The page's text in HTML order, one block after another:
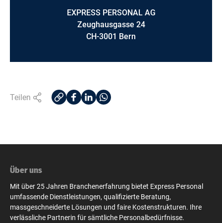
EXPRESS PERSONAL AG
Zeughausgasse 24
CH-3001 Bern
Teilen
Über uns
Mit über 25 Jahren Branchenerfahrung bietet Express Personal
umfassende Dienstleistungen, qualifizierte Beratung,
massgeschneiderte Lösungen und faire Kostenstrukturen. Ihre
verlässliche Partnerin für sämtliche Personalbedürfnisse.